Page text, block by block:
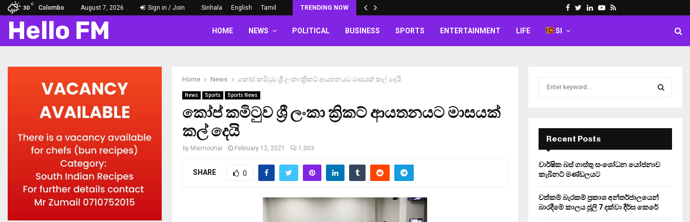
30
C
Colombo August 7, 2026 Sign in / Join Sinhala English Tamil TRENDING NOW Facebook
Twitter
LinkedinYoutube
Rss
Hello FM HOME NEWS POLITICAL BUSINESS SPORTS ENTERTAINMENT LIFE SI
Home News කෝප් කමිටුව ශ්‍රී ලංකා ක්‍රිකට් ආයතනයට මාසයක් කල් දෙයි
News Sports Sports News
කෝප් කමිටුව ශ්‍රී ලංකා ක්‍රිකට් ආයතනයට මාසයක්
කල් දෙයි
by Maimoonar February 12, 2021 1,003
SHARE 0
r
:
E
A
R
H
Recent Posts
වාර්ෂික බස් ගාස්තු සංශෝධන යෝජනාව
කැබිනට් මණ්ඩලයට
වත්කම් බැරකම් ප්‍රකාශ අන්තර්ජාලයෙන්
බාරදීමේ කාලය ජූලි 7 දක්වා දීර්ඝ කෙරේ